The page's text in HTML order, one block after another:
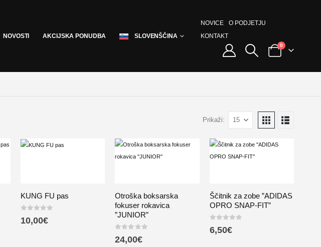
NOVOSTI AKCIJSKA PONUDBA SLOVENŠČINA
NOVICE
O PODJETJU
KONTAKT
0
Prikaži:
KUNG FU pas
10,00€
Otroška boksarska
fokuser rokavica
”JUNIOR”
24,00€
Ščitnik za zobe ”ADIDAS
OPRO SNAP-FIT”
6,50€